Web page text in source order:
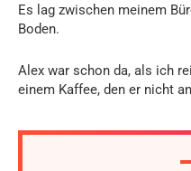
Es lag zwischen meinem
Boden.
Alex war schon da, als ich
einem Kaffee, den er nicht